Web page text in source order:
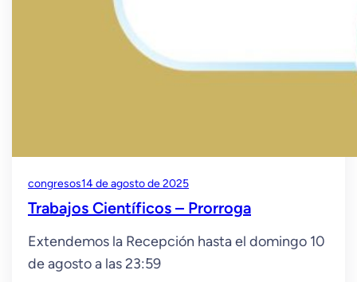
congresos14 de agosto de 2025
Trabajos Científicos – Prorroga
Extendemos la Recepción hasta el domingo 10
de agosto a las 23:59